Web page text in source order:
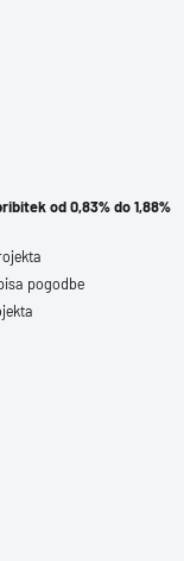
od 0,83% do 1,88%
pogodbe